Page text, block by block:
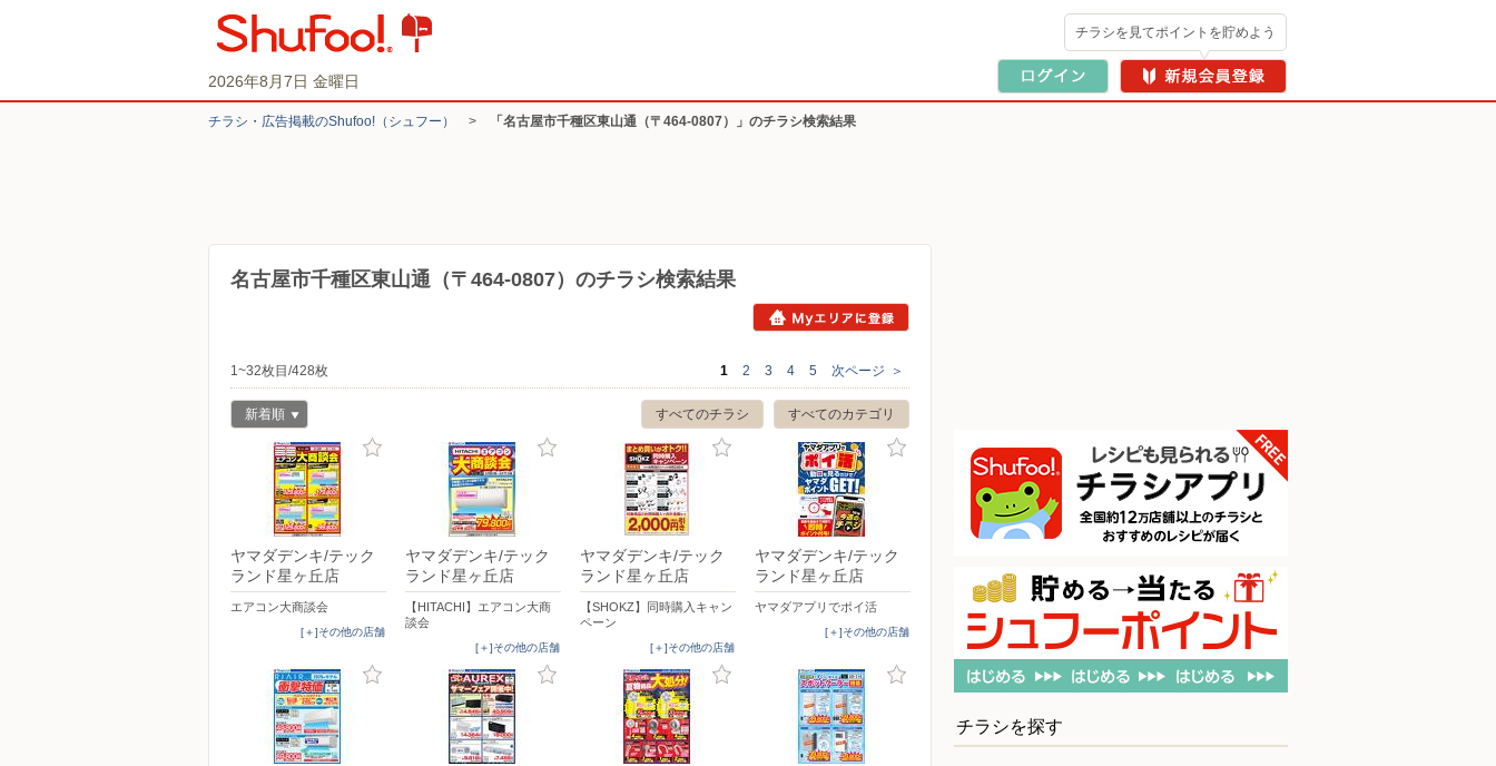
2026年8月7日 金曜日
チラシを見てポイントを貯めよう
チラシ・​広告掲載の​Shufoo!​（シュフー） > 「名古屋市千種区東山通（〒464-0807）」のチラシ検索結果
名古屋市千種区東山通（〒464-0807）のチラシ検索結果
1~32枚目/428枚 1 2 3 4 5 次ページ ＞
すべてのカテゴリ
すべてのチラシ
新着順
ヤマダデンキ/テック
ランド星ヶ丘店
エアコン大商談会
[＋]その他の店舗
ヤマダデンキ/テック
ランド星ヶ丘店
【HITACHI】エアコン大商
談会
[＋]その他の店舗
ヤマダデンキ/テック
ランド星ヶ丘店
【SHOKZ】同時購入キャン
ペーン
[＋]その他の店舗
ヤマダデンキ/テック
ランド星ヶ丘店
ヤマダアプリでポイ活
[＋]その他の店舗
チラシを探す